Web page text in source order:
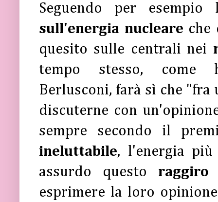
Seguendo per
sull'energia nucleare che
quesito sulle centrali nei
tempo stesso, come
Berlusconi, farà sì che "fra
discuterne con
sempre secondo il
ineluttabile, l'energia
assurdo questo
esprimere la loro